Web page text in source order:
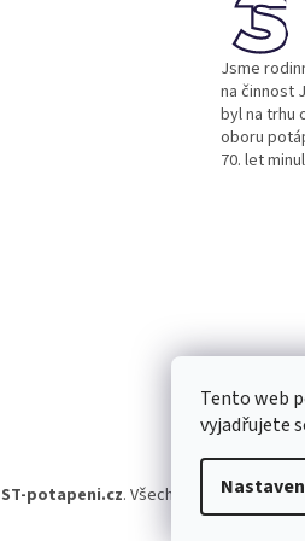
Tento web
vyjadřujete
Jsme
na činnost
byl na trhu
oboru
70. let
ST-potapeni.cz. Všechna práva